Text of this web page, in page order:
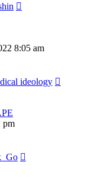
8:05 am
ideology
pm